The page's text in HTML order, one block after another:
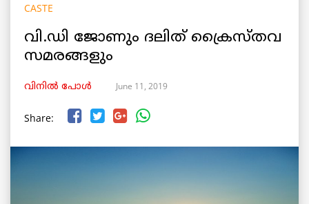
CASTE
വി.ഡി ജോണും ദലിത് ക്രൈസ്തവ
സമരങ്ങളും
വിനില്‍ പോള്‍ June 11, 2019
Share: